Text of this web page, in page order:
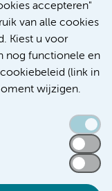
accepteren"
van alle cookies
Kiest u voor
nog functionele en
(link in
wijzigen.